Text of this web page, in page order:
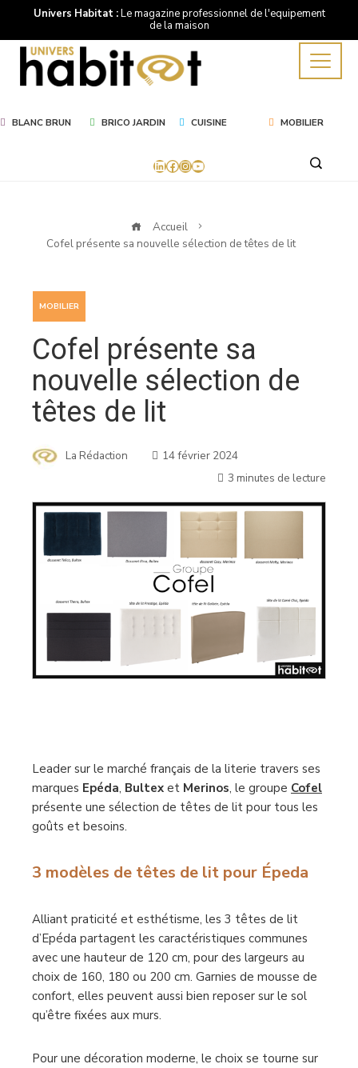
Univers Habitat :Le magazine professionnel de l'equipement
de la maison
BLANC BRUN BRICO JARDIN CUISINE MOBILIER
LinkedIn
Facebook
Instagram
YouTube
Accueil
Cofel présente sa nouvelle sélection de têtes de lit
MOBILIER
Cofel présente sa
nouvelle sélection de
têtes de lit
La Rédaction
14 février 2024
3 minutes de lecture
Leader sur le marché français de la literie travers ses
marques Epéda, Bultex et Merinos, le groupe Cofel
présente une sélection de têtes de lit pour tous les
goûts et besoins.
3 modèles de têtes de lit pour Épeda
Alliant praticité et esthétisme, les 3 têtes de lit
d’Epéda partagent les caractéristiques communes
avec une hauteur de 120 cm, pour des largeurs au
choix de 160, 180 ou 200 cm. Garnies de mousse de
confort, elles peuvent aussi bien reposer sur le sol
qu’être fixées aux murs.
Pour une décoration moderne, le choix se tourne sur